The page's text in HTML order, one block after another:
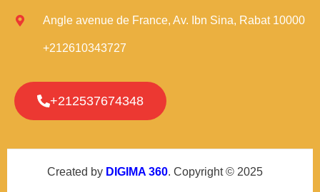
Angle avenue de France, Av. Ibn Sina, Rabat 10000
+212610343727
+212537674348
Created by DIGIMA 360. Copyright © 2025